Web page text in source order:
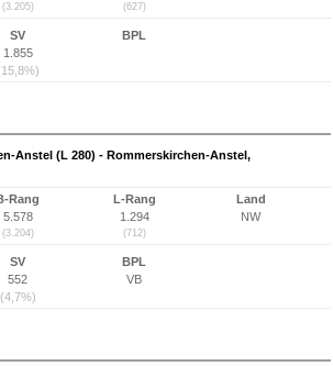
(3.205) (627)
SV
1.855
BPL
Anstel (L 280) - Rommerskirchen-Anstel,
Rang
5.578
(3.204)
L-Rang
1.294
(712)
Land
NW
SV
552
(4,7%)
BPL
VB